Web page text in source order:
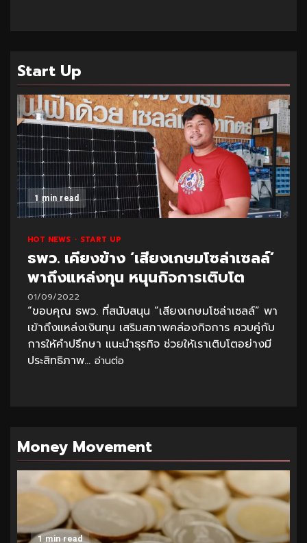
Start Up
1 min read
HOT NEWS START UP
ธพว. เคียงข้าง ‘เสียงเกษมโซล่าเซลล์’
พาถึงแหล่งทุน หนุนกิจการเติบโต
01/09/2022
“ขอบคุณ ธพว. ที่สนับสนุน “เสียงเกษมโซล่าเซลล์” พา
เข้าถึงแหล่งเงินทุน เสริมสภาพคล่องกิจการ ควบคู่กับ
การให้คำปรึกษา แนะนำธุรกิจ ช่วยให้เราเติบโตอย่างมี
ประสิทธิภาพ... อ่านต่อ
Money Movement
1 min read